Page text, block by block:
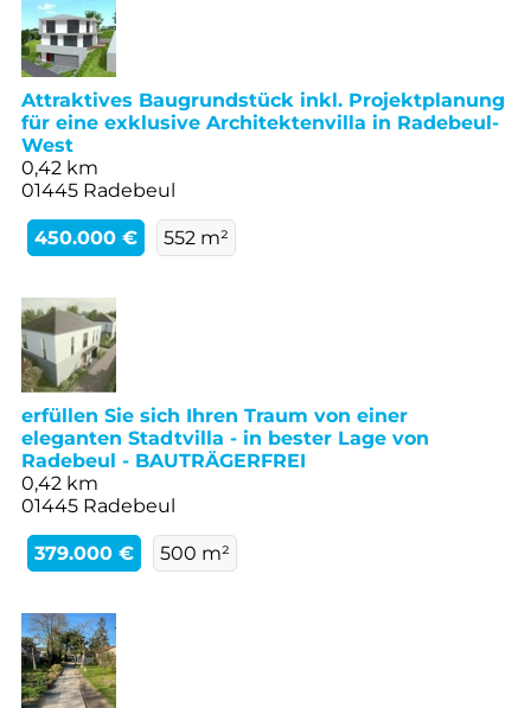
Attraktives Baugrundstück inkl. Projektplanung
für eine exklusive Architektenvilla in Radebeul-
West
0,42 km
01445 Radebeul
450.000 € 552 m²
erfüllen Sie sich Ihren Traum von einer
eleganten Stadtvilla - in bester Lage von
Radebeul - BAUTRÄGERFREI
0,42 km
01445 Radebeul
379.000 € 500 m²